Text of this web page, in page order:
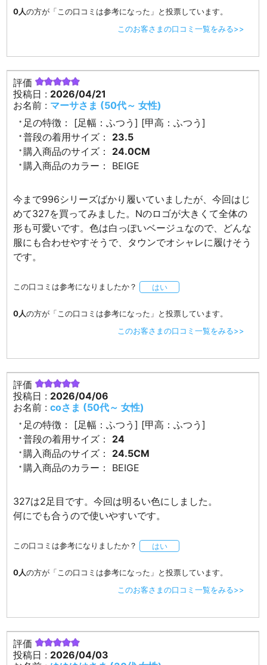
0人の方が「この口コミは参考になった」と投票しています。
このお客さまの口コミ一覧をみる>>
評価
投稿日 : 2026/04/21
お名前 : マーサさま (50代～ 女性)
足の特徴：
[足幅：ふつう] [甲高：ふつう]
普段の着用サイズ：
23.5
購入商品のサイズ：
24.0CM
購入商品のカラー：
BEIGE
今まで996シリーズばかり履いていましたが、今回はじ
めて327を買ってみました。Nのロゴが大きくて全体の
形も可愛いです。色は白っぽいベージュなので、どんな
服にも合わせやすそうで、タウンでオシャレに履けそう
です。
この口コミは参考になりましたか？ はい
0人の方が「この口コミは参考になった」と投票しています。
このお客さまの口コミ一覧をみる>>
評価
投稿日 : 2026/04/06
お名前 :coさま (50代～ 女性)
足の特徴：
[足幅：ふつう] [甲高：ふつう]
普段の着用サイズ：
24
購入商品のサイズ：
24.5CM
購入商品のカラー：
BEIGE
327は2足目です。今回は明るい色にしました。
何にでも合うので使いやすいです。
この口コミは参考になりましたか？ はい
0人の方が「この口コミは参考になった」と投票しています。
このお客さまの口コミ一覧をみる>>
評価
投稿日 : 2026/04/03